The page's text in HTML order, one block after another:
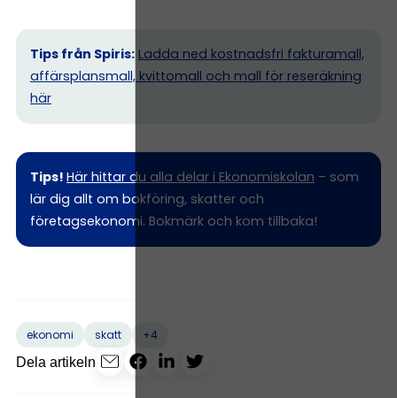
Tips från Spiris: Ladda ned kostnadsfri fakturamall,
affärsplansmall, kvittomall och mall för reseräkning
här
Tips! Här hittar du alla delar i Ekonomiskolan – som
lär dig allt om bokföring, skatter och
företagsekonomi. Bokmärk och kom tillbaka!
ekonomi skatt
+4
Dela artikeln